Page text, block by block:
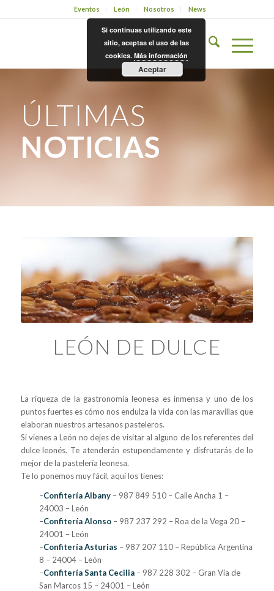
Eventos León Nosotros News
ÚLTIMAS
NOTICIAS
LEÓN DE DULCE
La riqueza de la gastronomía leonesa es inmensa y uno de los
puntos fuertes es cómo nos endulza la vida con las maravillas que
elaboran nuestros artesanos pasteleros.
Si vienes a León no dejes de visitar al alguno de los referentes del
dulce leonés. Te atenderán estupendamente y disfrutarás de lo
mejor de la pastelería leonesa.
Te lo ponemos muy fácil, aquí los tienes:
–Confitería Albany– 987 849 510 – Calle Ancha 1 –
24003 – León
–Confitería Alonso– 987 237 292 – Roa de la Vega 20 –
24001 – León
–Confitería Asturias – 987 207 110 – República Argentina
8 – 24004 – León
–Confitería Santa Cecilia– 987 228 302 – Gran Vía de
San Marcos 15 – 24001 – León
Si continuas utilizando este
sitio, aceptas el uso de las
cookies. Más información
Aceptar